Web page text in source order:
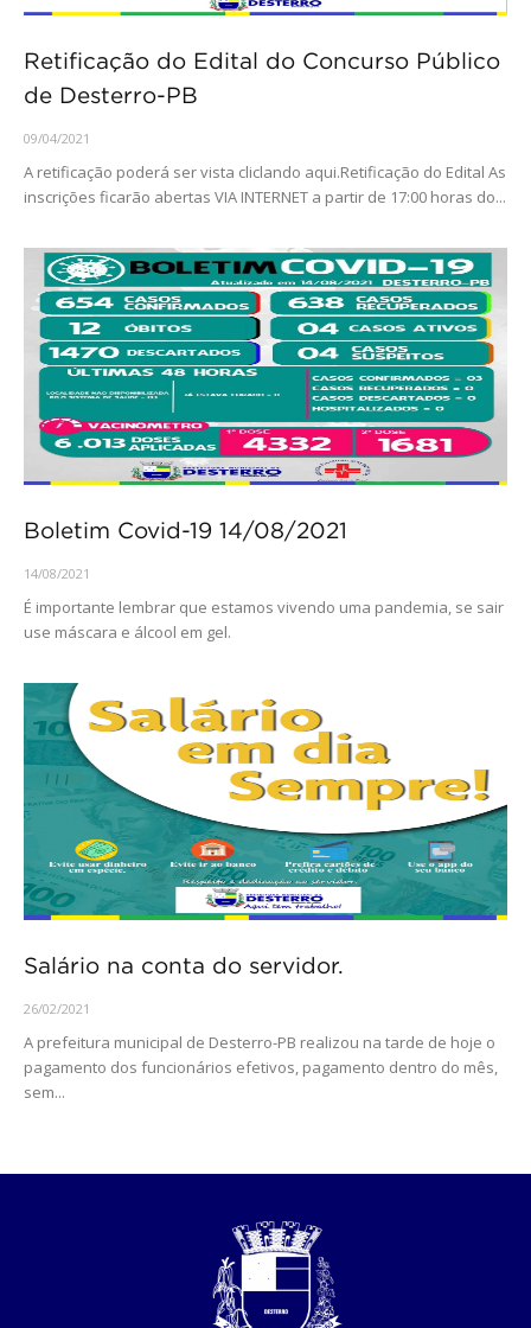
Retificação do Edital do Concurso Público
de Desterro-PB
09/04/2021
A retificação poderá ser vista cliclando aqui.Retificação do Edital As
inscrições ficarão abertas VIA INTERNET a partir de 17:00 horas do...
Boletim Covid-19 14/08/2021
14/08/2021
É importante lembrar que estamos vivendo uma pandemia, se sair
use máscara e álcool em gel.
Salário na conta do servidor.
26/02/2021
A prefeitura municipal de Desterro-PB realizou na tarde de hoje o
pagamento dos funcionários efetivos, pagamento dentro do mês,
sem...